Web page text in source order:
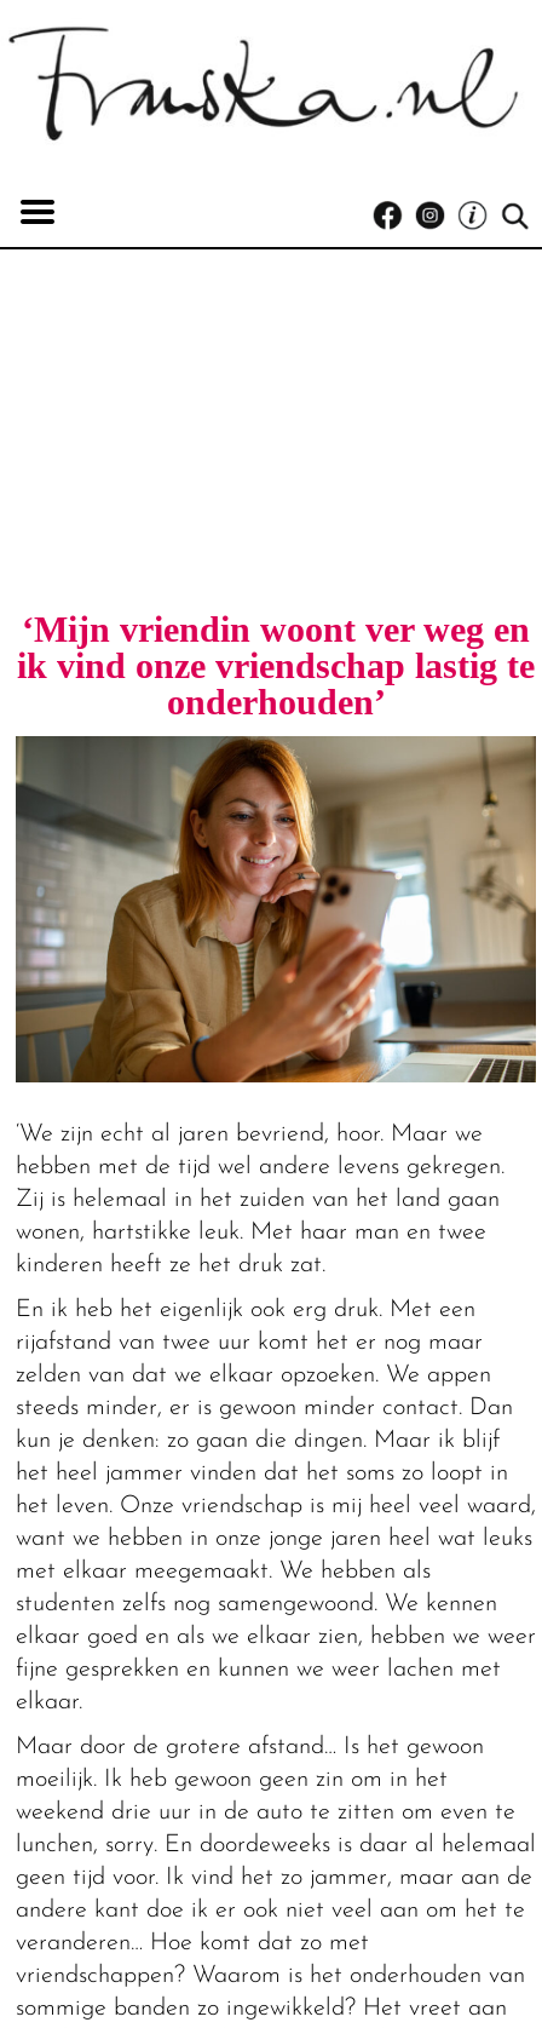
‘Mijn vriendin woont ver weg en
ik vind onze vriendschap lastig te
onderhouden’
‘We zijn echt al jaren bevriend, hoor. Maar we
hebben met de tijd wel andere levens gekregen.
Zij is helemaal in het zuiden van het land gaan
wonen, hartstikke leuk. Met haar man en twee
kinderen heeft ze het druk zat.
En ik heb het eigenlijk ook erg druk. Met een
rijafstand van twee uur komt het er nog maar
zelden van dat we elkaar opzoeken. We appen
steeds minder, er is gewoon minder contact. Dan
kun je denken: zo gaan die dingen. Maar ik blijf
het heel jammer vinden dat het soms zo loopt in
het leven. Onze vriendschap is mij heel veel waard,
want we hebben in onze jonge jaren heel wat leuks
met elkaar meegemaakt. We hebben als
studenten zelfs nog samengewoond. We kennen
elkaar goed en als we elkaar zien, hebben we weer
fijne gesprekken en kunnen we weer lachen met
elkaar.
Maar door de grotere afstand… Is het gewoon
moeilijk. Ik heb gewoon geen zin om in het
weekend drie uur in de auto te zitten om even te
lunchen, sorry. En doordeweeks is daar al helemaal
geen tijd voor. Ik vind het zo jammer, maar aan de
andere kant doe ik er ook niet veel aan om het te
veranderen… Hoe komt dat zo met
vriendschappen? Waarom is het onderhouden van
sommige banden zo ingewikkeld? Het vreet aan